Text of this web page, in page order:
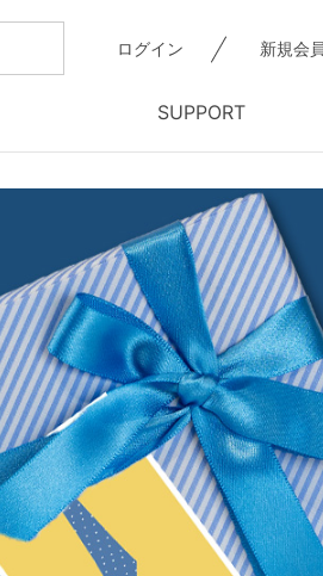
ログイン 新規会
SUPPORT